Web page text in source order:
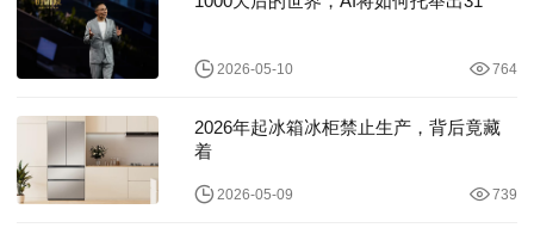
2026-05-10 764
2026年起冰箱冰柜禁止生产，背后竟藏
着
2026-05-09 739